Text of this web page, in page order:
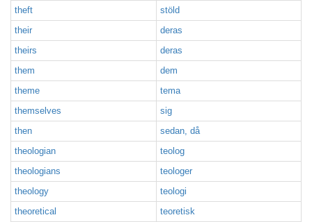
theft
stöld
their
deras
theirs
deras
them
dem
theme
tema
themselves
sig
then
sedan, då
theologian
teolog
theologians
teologer
theology
teologi
theoretical
teoretisk